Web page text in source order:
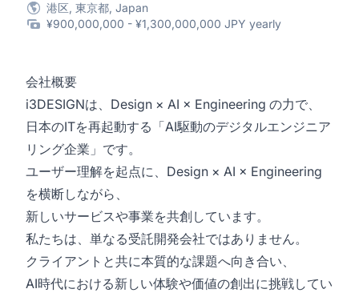
港区, 東京都, Japan
¥900,000,000 - ¥1,300,000,000 JPY yearly
会社概要
i3DESIGNは、Design × AI × Engineering の力で、
日本のITを再起動する「AI駆動のデジタルエンジニア
リング企業」です。
ユーザー理解を起点に、Design × AI × Engineering
を横断しながら、
新しいサービスや事業を共創しています。
私たちは、単なる受託開発会社ではありません。
クライアントと共に本質的な課題へ向き合い、
AI時代における新しい体験や価値の創出に挑戦してい